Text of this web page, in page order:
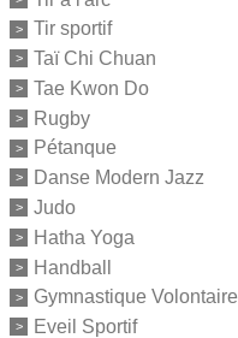
Tir sportif
Taï Chi Chuan
Tae Kwon Do
Rugby
Pétanque
Danse Modern Jazz
Judo
Hatha Yoga
Handball
Gymnastique Volontaire
Eveil Sportif